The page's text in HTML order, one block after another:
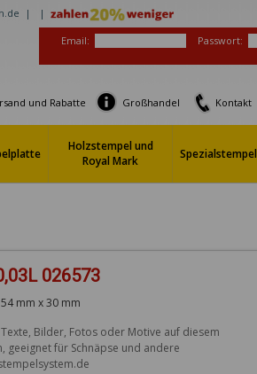
| |
Email: Passwort:
und Rabatte Großhandel Kontakt
Holzstempel und
Royal Mark
Spezialstempel
026573
54 mm x 30 mm
Bilder, Fotos oder Motive auf diesem
geeignet für Schnäpse und andere